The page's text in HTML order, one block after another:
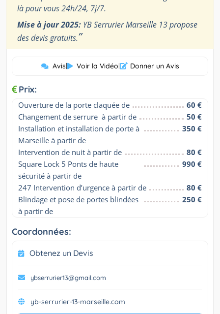
là pour vous 24h/24, 7j/7.
Mise à jour 2025: YB Serrurier Marseille 13 propose
des devis gratuits.”
Avis| Voir la Vidéo| Donner un Avis
Prix:
Ouverture de la porte claquée de
60 €
Changement de serrure  à partir de
50 €
Installation et installation de porte à
Marseille à partir de
350 €
Intervention de nuit à partir de
80 €
Square Lock 5 Ponts de haute
sécurité à partir de
990 €
247 Intervention d’urgence à partir de
80 €
Blindage et pose de portes blindées
à partir de
250 €
Coordonnées:
Obtenez un Devis
ybserrurier13@gmail.com
yb-serrurier-13-marseille.com